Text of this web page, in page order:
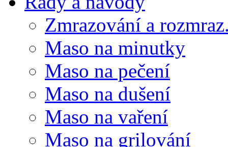
Zmrazování a
Maso na minutky
Maso na pečení
Maso na dušení
Maso na vaření
Maso na grilování